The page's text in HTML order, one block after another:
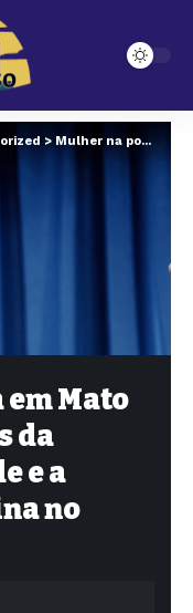
> Mulher na política em Mato Grosso: os desafios da representatividade e a resistência feminina no poder
Mato
da
e a
no